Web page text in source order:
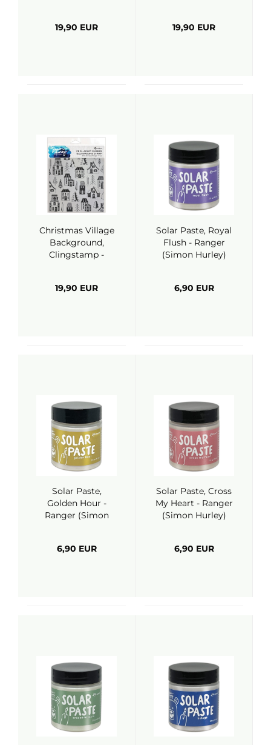
19,90 EUR
19,90 EUR
Christmas Village
Background,
Clingstamp -
19,90 EUR
Solar Paste, Royal
Flush - Ranger
(Simon Hurley)
6,90 EUR
Solar Paste,
Golden Hour -
Ranger (Simon
6,90 EUR
Solar Paste, Cross
My Heart - Ranger
(Simon Hurley)
6,90 EUR